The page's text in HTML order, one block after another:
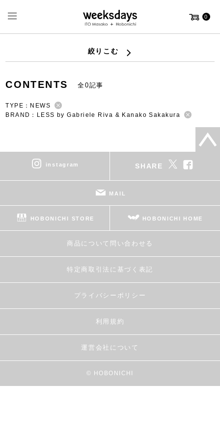
0
絞りこむ
CONTENTS 全0記事
TYPE：NEWS
BRAND：LESS by Gabriele Riva & Kanako Sakakura
instagram SHARE
MAIL
HOBONICHI STORE HOBONICHI HOME
商品について問い合わせる
特定商取引法に基づく表記
プライバシーポリシー
利用規約
運営会社について
© HOBONICHI